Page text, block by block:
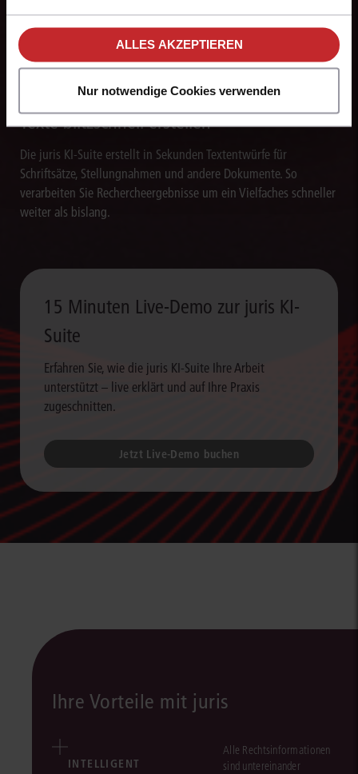
unserenHinweisen zum Datenschutz.
ALLES AKZEPTIEREN
Nur notwendige Cookies verwenden
wiederkehrender juristischer Aufgaben.
Texte blitzschnell erstellen
Die juris KI-Suite erstellt in Sekunden Textentwürfe für
Schriftsätze, Stellungnahmen und andere Dokumente. So
verarbeiten Sie Rechercheergebnisse um ein Vielfaches schneller
weiter als bislang.
15 Minuten Live-Demo zur juris KI-
Suite
Erfahren Sie, wie die juris KI-Suite Ihre Arbeit
unterstützt – live erklärt und auf Ihre Praxis
zugeschnitten.
Jetzt Live-Demo buchen
Ihre Vorteile mit juris
INTELLIGENT
Alle Rechtsinformationen
sind untereinander